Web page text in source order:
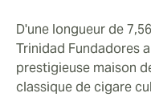
D'une longueur de
Trinidad Fundadores
prestigieuse maison
classique de cigare